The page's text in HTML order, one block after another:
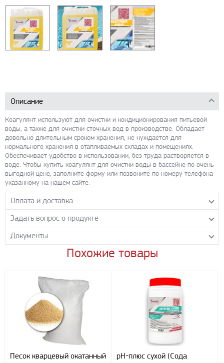
Описание
Коагулянт используют для очистки и кондиционирования питьевой
воды, а также для очистки сточных вод в производстве. Обладает
довольно длительным сроком хранения, не нуждается для
нормального хранения в отапливаемых складах и помещениях.
Обеспечивает удобство в использовании, без труда растворяется в
воде. Чтобы купить коагулянт для очистки воды в бассейне по очень
выгодной цене, заполните форму или позвоните по номеру телефона
указанному на нашем сайте.
Оплата и доставка
Самовывоз с нашего склада
Транспортные компании
Бесплатная доставка до терминала ПЭК
По согласованию с клиентом.
Регионы доставки:
Северо-Кавказский федеральный округ
Южный федеральный округ
Способы оплаты
При получении груза
Задать вопрос о продукте
Задайте нашим менеджерам вопрос о данном продукте.
Все поля формы обязательны к заполнению.
Документы
КОАГУЛЯНТ жидкий- PDF 232.23 КБ
Похожие товары
Песок кварцевый окатанный
рН-плюс сухой (Сода